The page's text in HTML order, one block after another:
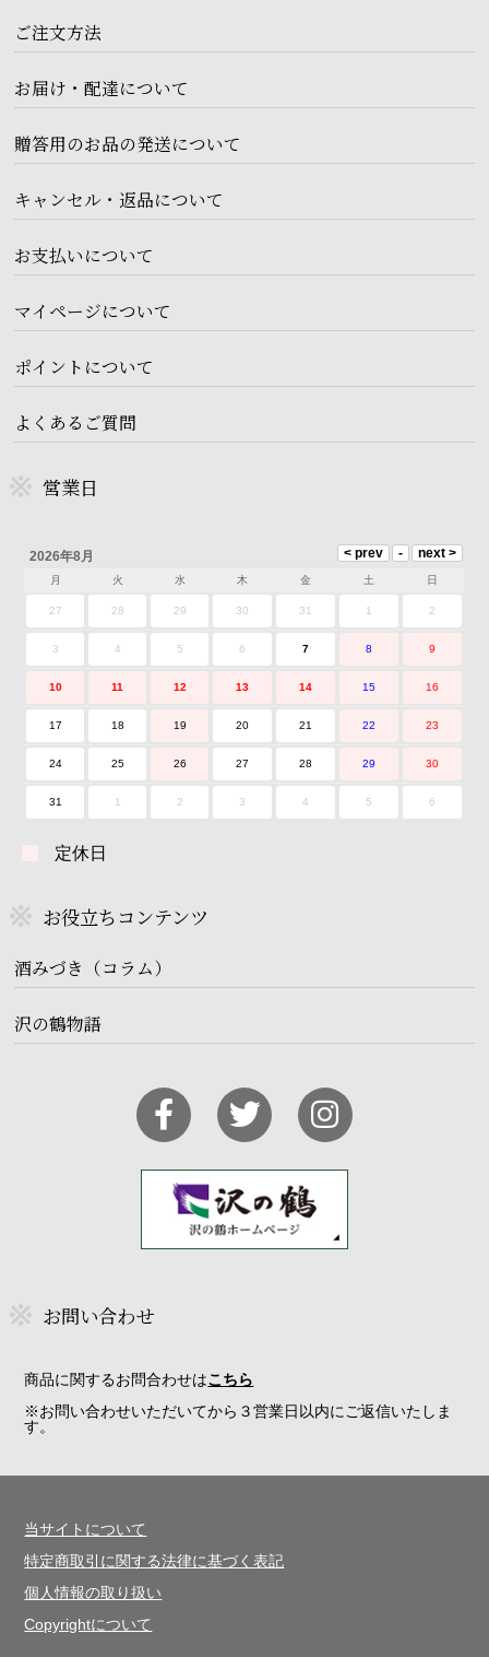
ご注文方法
お届け・配達について
贈答用のお品の発送について
キャンセル・返品について
お支払いについて
マイページについて
ポイントについて
よくあるご質問
営業日
2026年8月
月 火 水 木 金 土 日
27 28 29 30 31 1 2
3 4 5 6 7 8 9
10 11 12 13 14 15 16
17 18 19 20 21 22 23
24 25 26 27 28 29 30
31 1 2 3 4 5 6
定休日
お役立ちコンテンツ
酒みづき（コラム）
沢の鶴物語
お問い合わせ
商品に関するお問合わせはこちら
※お問い合わせいただいてから３営業日以内にご返信いたしま
す。
当サイトについて
特定商取引に関する法律に基づく表記
個人情報の取り扱い
Copyrightについて